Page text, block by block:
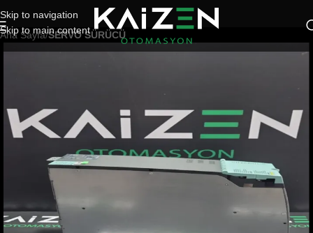
Skip to navigation
Skip to main content
Ana Sayfa SERVO SÜRÜCÜ